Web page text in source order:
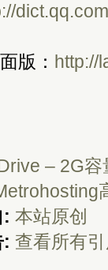
dict.qq.com
版： http://
– 2G
: 本站原创
: 查看所有